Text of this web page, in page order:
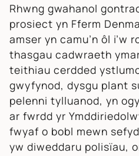
Rhwng gwahanol
prosiect yn Fferm
amser yn camu’n ôl i’w
thasgau cadwraeth
teithiau cerdded
gwyfynod, dysgu plant
pelenni tylluanod, yn
ar fwrdd yr
fwyaf o bobl mewn
yw diweddaru polisïau,